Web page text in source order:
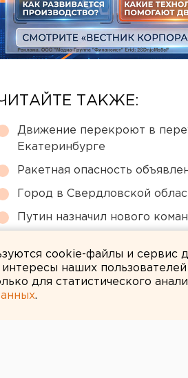
ТАКЖЕ:
Движение перекроют в
Екатеринбурге
Ракетная опасность
Город в Свердловской
Путин назначил нового
cookie-файлы и сервис
интересы наших
для статистического
.